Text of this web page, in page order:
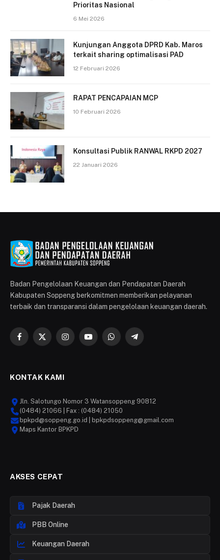
Prioritas Nasional
6 Mei 2026
Kunjungan Anggota DPRD Kab. Maros
terkait sharing optimalisasi PAD
12 Februari 2026
RAPAT PENCAPAIAN MCP
10 Februari 2026
Konsultasi Publik RANWAL RKPD 2027
22 Januari 2026
Badan Pengelolaan Keuangan dan Pendapatan Daerah
Kabupaten Soppeng berkomitmen memberikan pelayanan
terbaik dan transparansi dalam pengelolaan keuangan daerah.
Facebook
X
InstagramYouTubeWhatsAppTelegram
KONTAK KAMI
Jln. Salotungo Nomor 3 Watansoppeng 90812
(0484) 21066 | Fax : (0484) 21050
bpkpd@soppeng.go.id | bpkpdsoppeng@gmail.com
Maps Kantor BPKPD
AKSES CEPAT
Pajak Daerah
PBB Online
Keuangan Daerah